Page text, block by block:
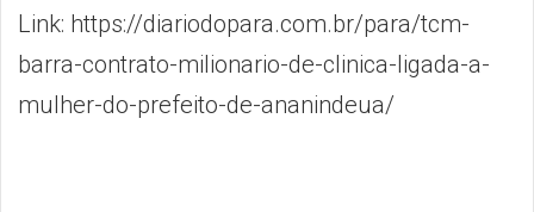
Link: https://diariodopara.com.br/para/tcm-
barra-contrato-milionario-de-clinica-ligada-a-
mulher-do-prefeito-de-ananindeua/